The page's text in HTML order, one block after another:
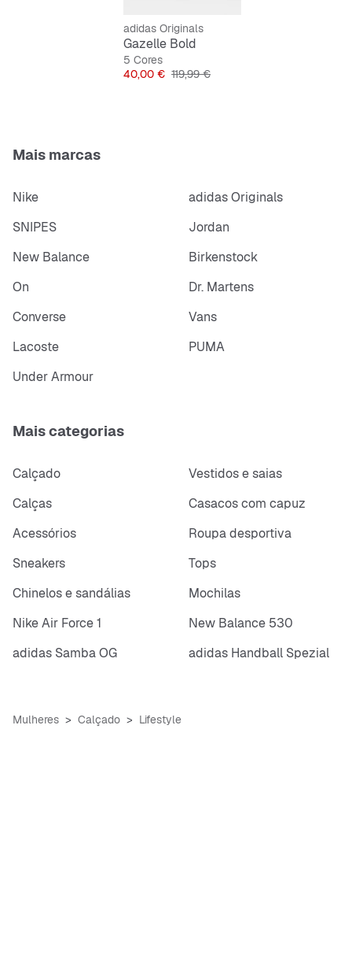
adidas Originals
Gazelle Bold
5 Cores
Preço
40,00 € Preço original
119,99 €
Mais marcas
Nike
adidas Originals
SNIPES
Jordan
New Balance
Birkenstock
On
Dr. Martens
Converse
Vans
Lacoste
PUMA
Under Armour
Mais categorias
Calçado
Vestidos e saias
Calças
Casacos com capuz
Acessórios
Roupa desportiva
Sneakers
Tops
Chinelos e sandálias
Mochilas
Nike Air Force 1
New Balance 530
adidas Samba OG
adidas Handball Spezial
Mulheres Calçado Lifestyle